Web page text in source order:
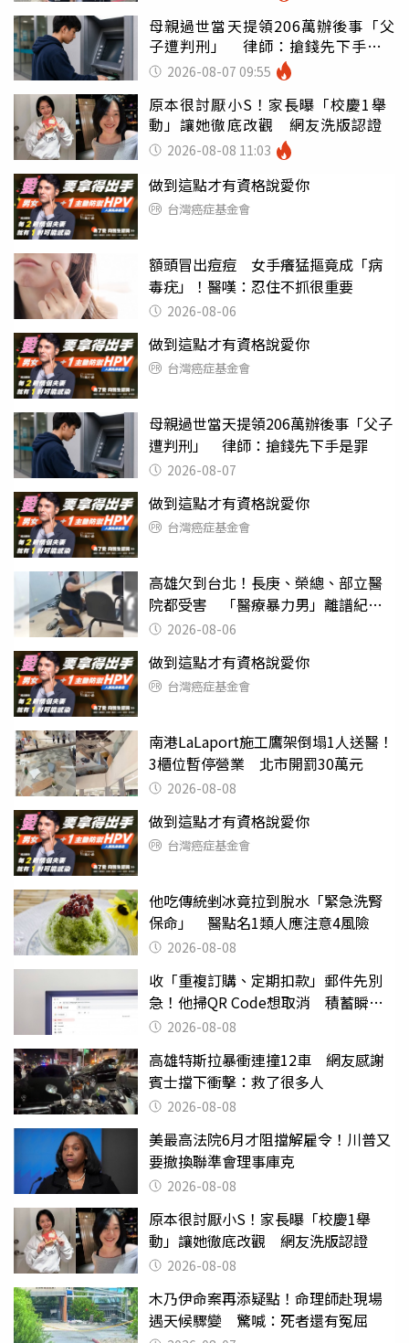
母親過世當天提領206萬辦後事「父
子遭判刑」 律師：搶錢先下手是
罪 2026-08-07 09:55
原本很討厭小S！家長曝「校慶1舉
動」讓她徹底改觀 網友洗版認證
2026-08-08 11:03
做到這點才有資格說愛你
台灣癌症基金會
額頭冒出痘痘 女手癢猛摳竟成「病
毒疣」！醫嘆：忍住不抓很重要
2026-08-06
做到這點才有資格說愛你
台灣癌症基金會
母親過世當天提領206萬辦後事「父子
遭判刑」 律師：搶錢先下手是罪
2026-08-07
做到這點才有資格說愛你
台灣癌症基金會
高雄欠到台北！長庚、榮總、部立醫
院都受害 「醫療暴力男」離譜紀錄
曝光2026-08-06
做到這點才有資格說愛你
台灣癌症基金會
南港LaLaport施工鷹架倒塌1人送醫！
3櫃位暫停營業 北市開罰30萬元
2026-08-08
做到這點才有資格說愛你
台灣癌症基金會
他吃傳統剉冰竟拉到脫水「緊急洗腎
保命」 醫點名1類人應注意4風險
2026-08-08
收「重複訂購、定期扣款」郵件先別
急！他掃QR Code想取消 積蓄瞬間
蒸發2026-08-08
高雄特斯拉暴衝連撞12車 網友感謝
賓士擋下衝擊：救了很多人
2026-08-08
美最高法院6月才阻擋解雇令！川普又
要撤換聯準會理事庫克
2026-08-08
原本很討厭小S！家長曝「校慶1舉
動」讓她徹底改觀 網友洗版認證
2026-08-08
木乃伊命案再添疑點！命理師赴現場
遇天候驟變 驚喊：死者還有冤屈